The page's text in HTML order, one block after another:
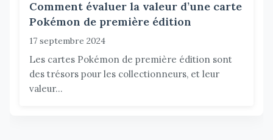
Comment évaluer la valeur d’une carte
Pokémon de première édition
17 septembre 2024
Les cartes Pokémon de première édition sont
des trésors pour les collectionneurs, et leur
valeur...